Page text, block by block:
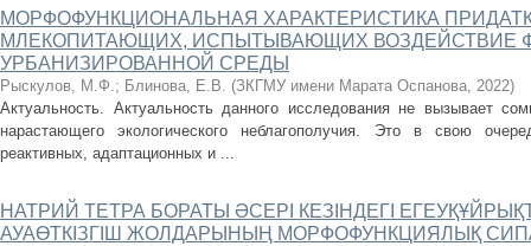
МОРФОФУНКЦИОНАЛЬНАЯ ХАРАКТЕРИСТИКА
МЛЕКОПИТАЮЩИХ, ИСПЫТЫВАЮЩИХ ВОЗДЕЙСТВИЕ
УРБАНИЗИРОВАННОЙ СРЕДЫ
Рыскулов, М.Ф.; Блинова, Е.В. (ЗКГМУ имени Марата Оспанова, 2022)
Актуальность. Актуальность данного исследования не вызывает
нарастающего экологического неблагополучия. Это в свою
реактивных, адаптационных и ...
НАТРИЙ ТЕТРА БОРАТЫ ӘСЕРІ КЕЗІНДЕГІ
АУАӨТКІЗГІШ ЖОЛДАРЫНЫҢ МОРФОФУНКЦИЯЛЫҚ